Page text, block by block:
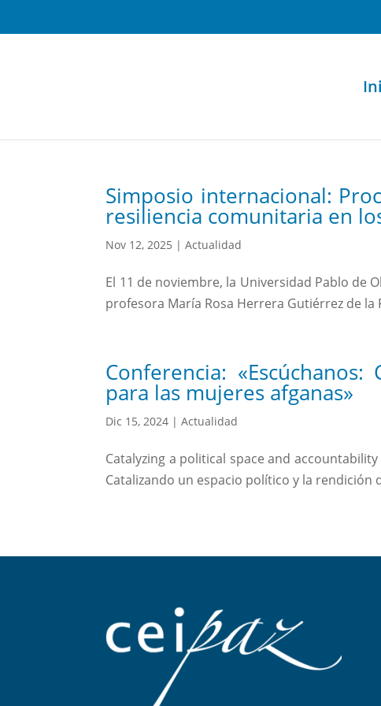
Simposio internacional:
resiliencia comunitaria en
Nov 12, 2025 |Actualidad
El 11 de noviembre, la Universidad Pablo de
profesora María Rosa Herrera Gutiérrez de
Conferencia:
para las mujeres afganas»
Dic 15, 2024 |Actualidad
Catalyzing a political space and
Catalizando un espacio político y la rendición